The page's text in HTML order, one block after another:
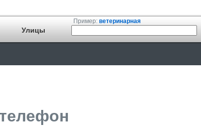
Пример: ветеринарная
Улицы